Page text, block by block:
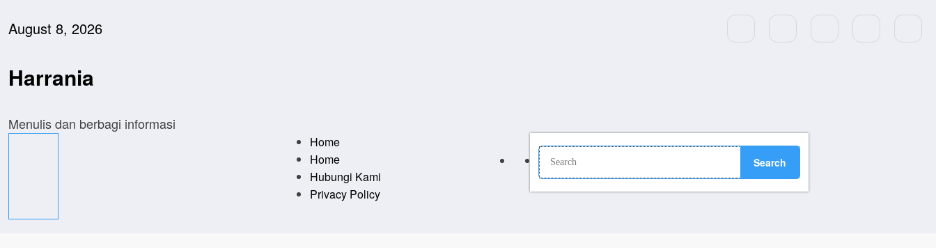
August 8, 2026
Harrania
Menulis dan berbagi informasi
Home
Home
Hubungi Kami
Privacy Policy